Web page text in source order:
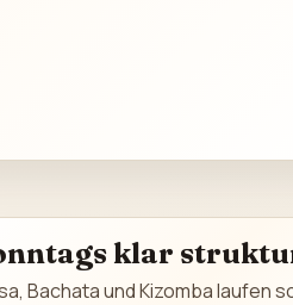
klar
Bachata und Kizomba laufen